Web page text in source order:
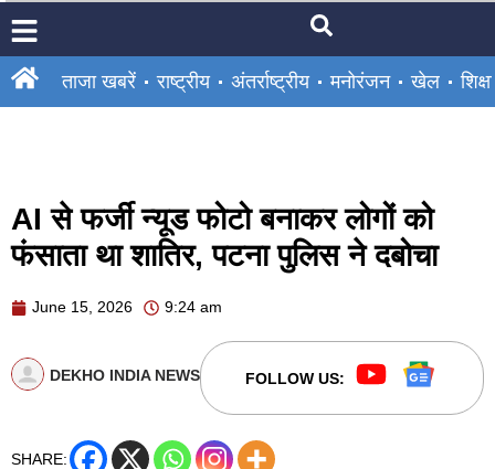
ताजा खबरें राष्ट्रीय अंतर्राष्ट्रीय मनोरंजन खेल शिक्षा
AI से फर्जी न्यूड फोटो बनाकर लोगों को
फंसाता था शातिर, पटना पुलिस ने दबोचा
June 15, 2026 9:24 am
DEKHO INDIA NEWS FOLLOW US:
SHARE: